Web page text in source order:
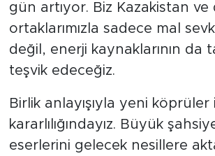
gün artıyor. Biz Kazakistan ve
ortaklarımızla sadece mal
değil, enerji kaynaklarının da
teşvik edeceğiz.
Birlik anlayışıyla yeni
kararlılığındayız. Büyük
eserlerini gelecek nesillere